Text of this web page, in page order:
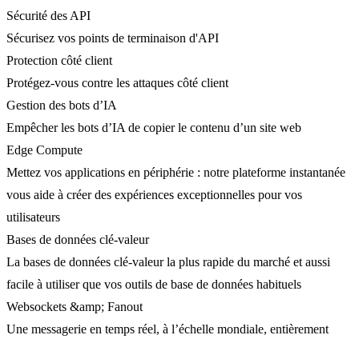
Sécurité des API
Sécurisez vos points de terminaison d'API
Protection côté client
Protégez-vous contre les attaques côté client
Gestion des bots d’IA
Empêcher les bots d’IA de copier le contenu d’un site web
Edge Compute
Mettez vos applications en périphérie : notre plateforme instantanée
vous aide à créer des expériences exceptionnelles pour vos
utilisateurs
Bases de données clé-valeur
La bases de données clé-valeur la plus rapide du marché et aussi
facile à utiliser que vos outils de base de données habituels
Websockets &amp; Fanout
Une messagerie en temps réel, à l’échelle mondiale, entièrement